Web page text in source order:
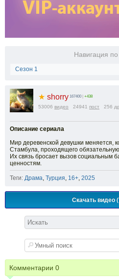
Навигация
Сезон 1
★ shorry 167400 +438
53006 видео 24941 пост 256
Описание сериала
Мир деревенской девушки меняется,
Стамбула, проходящего
Их связь бросает вызов социальным
ценностям.
Теги: Драма, Турция, 16+, 2025
Скачать видео
Комментарии 0